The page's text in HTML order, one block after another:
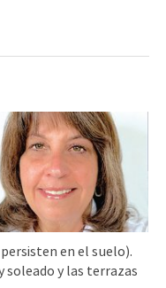
en el suelo).
soleado y las terrazas